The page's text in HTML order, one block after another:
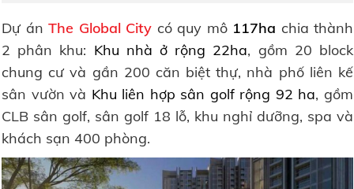
Dự án The Global City có quy mô 117ha chia thành
2 phân khu: Khu nhà ở rộng 22ha, gồm 20 block
chung cư và gần 200 căn biệt thự, nhà phố liên kế
sân vườn và Khu liên hợp sân golf rộng 92 ha, gồm
CLB sân golf, sân golf 18 lỗ, khu nghỉ dưỡng, spa và
khách sạn 400 phòng.